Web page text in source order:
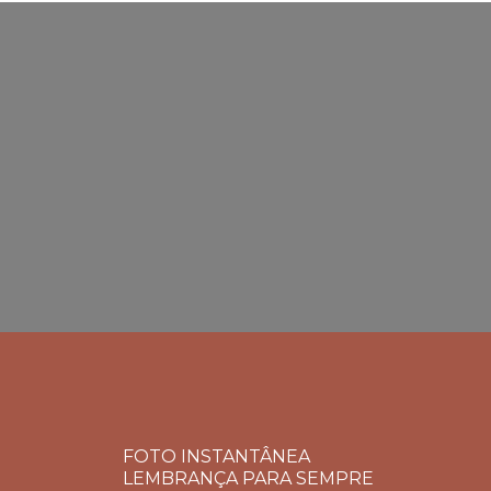
FOTO INSTANTÂNEA
LEMBRANÇA PARA SEMPRE